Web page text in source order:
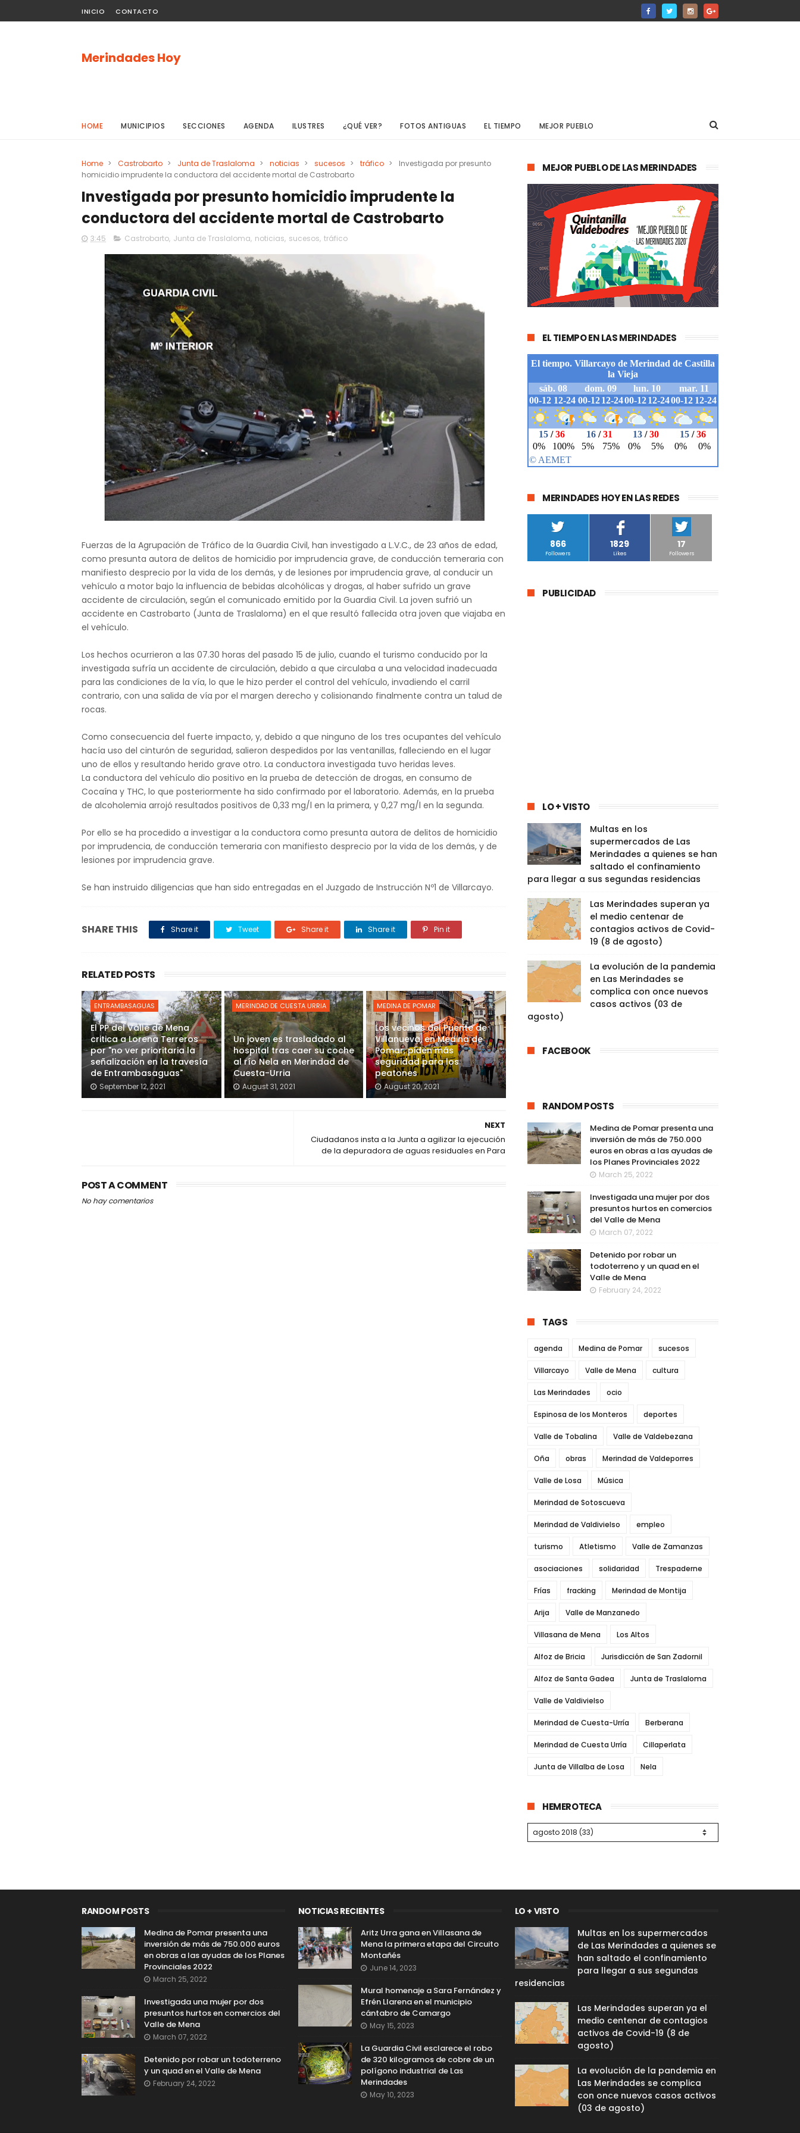
INICIO CONTACTO
Merindades Hoy
HOME MUNICIPIOS SECCIONES AGENDA ILUSTRES ¿QUÉ VER? FOTOS ANTIGUAS EL TIEMPO MEJOR PUEBLO
Home > Castrobarto > Junta de Traslaloma > noticias > sucesos > tráfico >
Investigada por presunto
homicidio imprudente la conductora del accidente mortal de Castrobarto
Investigada por presunto homicidio imprudente la
conductora del accidente mortal de Castrobarto
3:45 Castrobarto, Junta de Traslaloma, noticias, sucesos, tráfico
Fuerzas de la Agrupación de Tráfico de la Guardia Civil, han investigado a L.V.C., de 23 años de edad,
como presunta autora de delitos de homicidio por imprudencia grave, de conducción temeraria con
manifiesto desprecio por la vida de los demás, y de lesiones por imprudencia grave, al conducir un
vehículo a motor bajo la influencia de bebidas alcohólicas y drogas, al haber sufrido un grave
accidente de circulación, según el comunicado emitido por la Guardia Civil. La joven sufrió un
accidente en Castrobarto (Junta de Traslaloma) en el que resultó fallecida otra joven que viajaba en
el vehículo.
Los hechos ocurrieron a las 07.30 horas del pasado 15 de julio, cuando el turismo conducido por la
investigada sufría un accidente de circulación, debido a que circulaba a una velocidad inadecuada
para las condiciones de la vía, lo que le hizo perder el control del vehículo, invadiendo el carril
contrario, con una salida de vía por el margen derecho y colisionando finalmente contra un talud de
rocas.
Como consecuencia del fuerte impacto, y, debido a que ninguno de los tres ocupantes del vehículo
hacía uso del cinturón de seguridad, salieron despedidos por las ventanillas, falleciendo en el lugar
uno de ellos y resultando herido grave otro. La conductora investigada tuvo heridas leves.
La conductora del vehículo dio positivo en la prueba de detección de drogas, en consumo de
Cocaína y THC, lo que posteriormente ha sido confirmado por el laboratorio. Además, en la prueba
de alcoholemia arrojó resultados positivos de 0,33 mg/l en la primera, y 0,27 mg/l en la segunda.
Por ello se ha procedido a investigar a la conductora como presunta autora de delitos de homicidio
por imprudencia, de conducción temeraria con manifiesto desprecio por la vida de los demás, y de
lesiones por imprudencia grave.
Se han instruido diligencias que han sido entregadas en el Juzgado de Instrucción Nº1 de Villarcayo.
SHARE THIS Share it Tweet Share it Share it Pin it
RELATED POSTS
ENTRAMBASAGUAS
El PP del Valle de Mena
critica a Lorena Terreros
por "no ver prioritaria la
señalización en la travesía
de Entrambasaguas"
September 12, 2021
MERINDAD DE CUESTA URRIA
Un joven es trasladado al
hospital tras caer su coche
al río Nela en Merindad de
Cuesta-Urria
August 31, 2021
MEDINA DE POMAR
Los vecinos del Puente de
Villanueva, en Medina de
Pomar, piden más
seguridad para los
peatones
August 20, 2021
NEXT
Ciudadanos insta a la Junta a agilizar la ejecución
de la depuradora de aguas residuales en Para
POST A COMMENT
No hay comentarios
MEJOR PUEBLO DE LAS MERINDADES
EL TIEMPO EN LAS MERINDADES
MERINDADES HOY EN LAS REDES
866
Followers
1829
Likes
17
Followers
PUBLICIDAD
LO + VISTO
Multas en los
supermercados de Las
Merindades a quienes se han
saltado el confinamiento
para llegar a sus segundas residencias
Las Merindades superan ya
el medio centenar de
contagios activos de Covid-
19 (8 de agosto)
La evolución de la pandemia
en Las Merindades se
complica con once nuevos
casos activos (03 de
agosto)
FACEBOOK
RANDOM POSTS
Medina de Pomar presenta una
inversión de más de 750.000
euros en obras a las ayudas de
los Planes Provinciales 2022
March 25, 2022
Investigada una mujer por dos
presuntos hurtos en comercios
del Valle de Mena
March 07, 2022
Detenido por robar un
todoterreno y un quad en el
Valle de Mena
February 24, 2022
TAGS
agenda Medina de Pomar sucesos
Villarcayo Valle de Mena cultura
Las Merindades ocio
Espinosa de los Monteros deportes
Valle de Tobalina Valle de Valdebezana
Oña obras Merindad de Valdeporres
Valle de Losa Música
Merindad de Sotoscueva
Merindad de Valdivielso empleo
turismo Atletismo Valle de Zamanzas
asociaciones solidaridad Trespaderne
Frías fracking Merindad de Montija
Arija Valle de Manzanedo
Villasana de Mena Los Altos
Alfoz de Bricia Jurisdicción de San Zadornil
Alfoz de Santa Gadea Junta de Traslaloma
Valle de Valdivielso
Merindad de Cuesta-Urría Berberana
Merindad de Cuesta Urría Cillaperlata
Junta de Villalba de Losa Nela
HEMEROTECA
RANDOM POSTS
Medina de Pomar presenta una
inversión de más de 750.000 euros
en obras a las ayudas de los Planes
Provinciales 2022
March 25, 2022
Investigada una mujer por dos
presuntos hurtos en comercios del
Valle de Mena
March 07, 2022
Detenido por robar un todoterreno
y un quad en el Valle de Mena
February 24, 2022
NOTICIAS RECIENTES
Aritz Urra gana en Villasana de
Mena la primera etapa del Circuito
Montañés
June 14, 2023
Mural homenaje a Sara Fernández y
Efrén Llarena en el municipio
cántabro de Camargo
May 15, 2023
La Guardia Civil esclarece el robo
de 320 kilogramos de cobre de un
polígono industrial de Las
Merindades
May 10, 2023
LO + VISTO
Multas en los supermercados
de Las Merindades a quienes se
han saltado el confinamiento
para llegar a sus segundas
residencias
Las Merindades superan ya el
medio centenar de contagios
activos de Covid-19 (8 de
agosto)
La evolución de la pandemia en
Las Merindades se complica
con once nuevos casos activos
(03 de agosto)